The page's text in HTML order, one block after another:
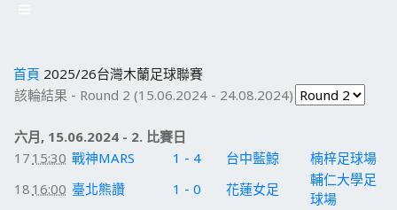
首頁 2025/26台灣木蘭足球聯賽
該輪結果 - Round 2 (15.06.2024 - 24.08.2024)
六月, 15.06.2024 - 2. 比賽日
17 15:30 戰神MARS 1 - 4 台中藍鯨
楠梓足球場
18 16:00 臺北熊讚 1 - 0 花蓮女足
輔仁大學足
球場